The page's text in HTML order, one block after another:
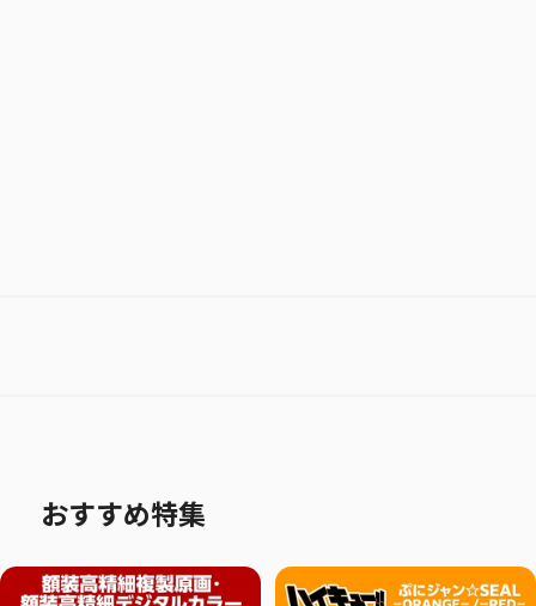
おすすめ特集